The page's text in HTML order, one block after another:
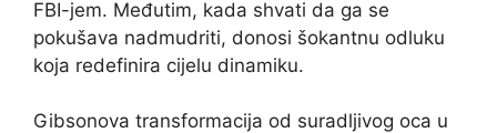
FBI-jem. Međutim, kada shvati da ga se
pokušava nadmudriti, donosi šokantnu odluku
koja redefinira cijelu dinamiku.
Gibsonova transformacija od suradljivog oca u